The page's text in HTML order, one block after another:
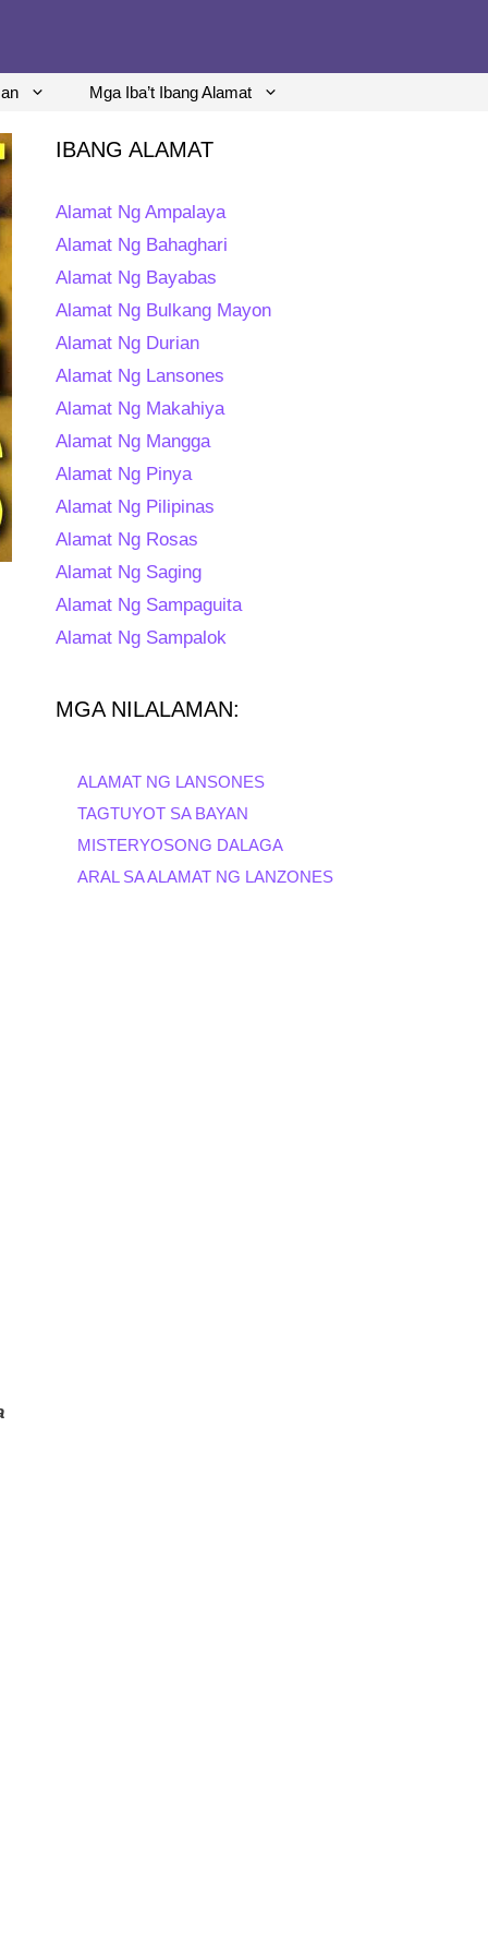
Mga Iba’t Ibang Alamat
IBANG ALAMAT
Alamat Ng Ampalaya
Alamat Ng Bahaghari
Alamat Ng Bayabas
Alamat Ng Bulkang Mayon
Alamat Ng Durian
Alamat Ng Lansones
Alamat Ng Makahiya
Alamat Ng Mangga
Alamat Ng Pinya
Alamat Ng Pilipinas
Alamat Ng Rosas
Alamat Ng Saging
Alamat Ng Sampaguita
Alamat Ng Sampalok
MGA NILALAMAN:
ALAMAT NG LANSONES
TAGTUYOT SA BAYAN
MISTERYOSONG DALAGA
ARAL SA ALAMAT NG LANZONES